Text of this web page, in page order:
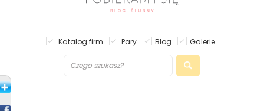
Katalog firm Pary Blog Galerie